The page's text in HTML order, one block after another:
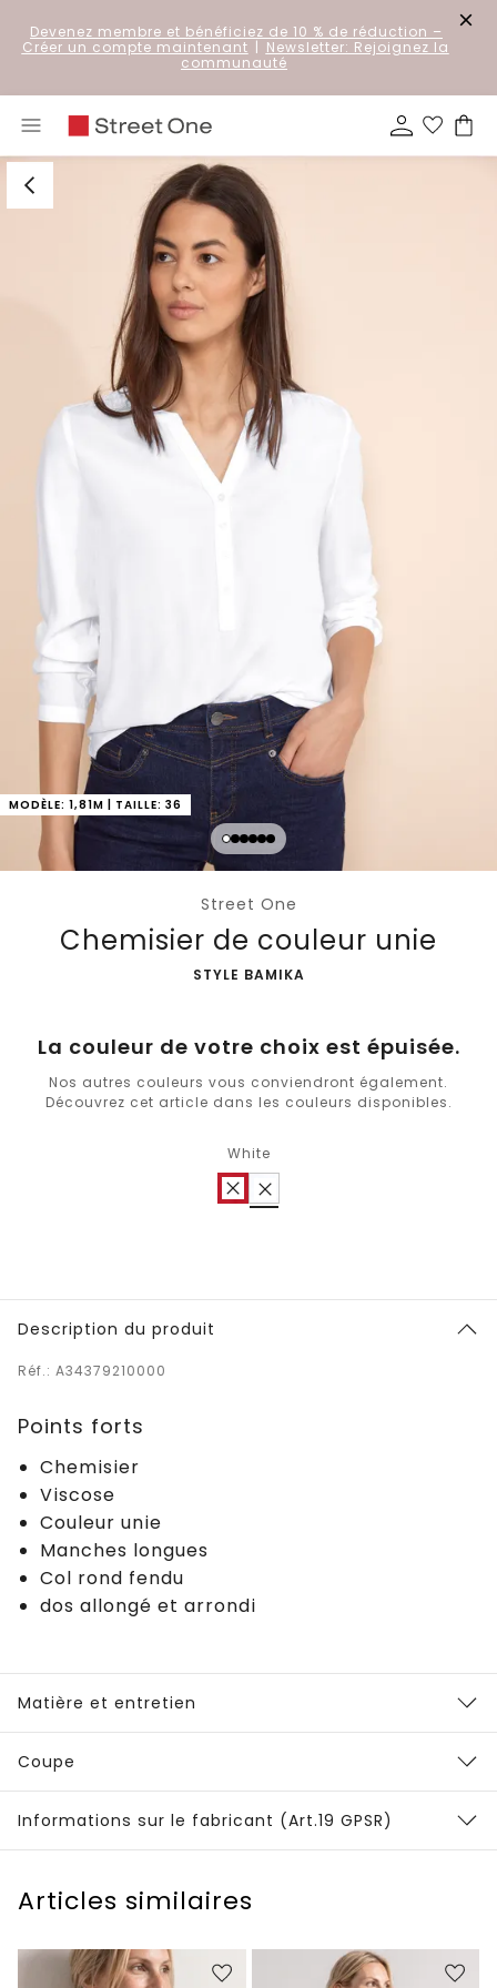
Devenez membre et bénéficiez de 10 % de réduction –
Créer un compte maintenant | Newsletter: Rejoignez la
communauté
MODÈLE: 1,81M | TAILLE: 36
Street One
Chemisier de couleur unie
-
STYLE BAMIKA
La couleur de votre choix est épuisée.
Nos autres couleurs vous conviendront également.
Découvrez cet article dans les couleurs disponibles.
White
Description du produit
Réf.: A34379210000
Points forts
Chemisier
Viscose
Couleur unie
Manches longues
Col rond fendu
dos allongé et arrondi
Matière et entretien
Coupe
Informations sur le fabricant (Art.19 GPSR)
Articles similaires